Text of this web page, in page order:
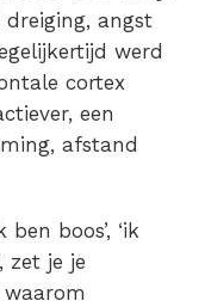
angst
werd
cortex
een
afstand
boos’, ‘ik
zet je je